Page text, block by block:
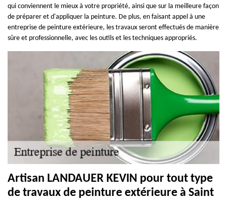
qui conviennent le mieux à votre propriété, ainsi que sur la meilleure façon
de préparer et d'appliquer la peinture. De plus, en faisant appel à une
entreprise de peinture extérieure, les travaux seront effectués de manière
sûre et professionnelle, avec les outils et les techniques appropriés.
Artisan LANDAUER KEVIN pour tout type
de travaux de peinture extérieure à Saint